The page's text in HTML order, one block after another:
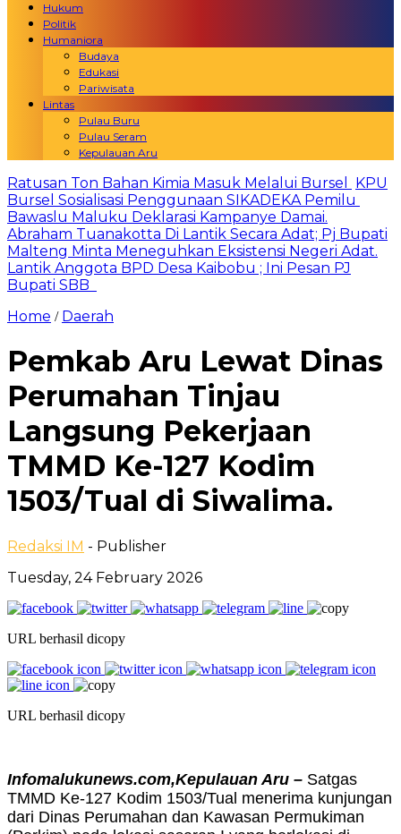
Hukum
Politik
Humaniora
Budaya
Edukasi
Pariwisata
Lintas
Pulau Buru
Pulau Seram
Kepulauan Aru
Ratusan Ton Bahan Kimia Masuk Melalui Bursel
KPU
Bursel Sosialisasi Penggunaan SIKADEKA Pemilu
Bawaslu Maluku Deklarasi Kampanye Damai.
Abraham Tuanakotta Di Lantik Secara Adat; Pj Bupati
Malteng Minta Meneguhkan Eksistensi Negeri Adat.
Lantik Anggota BPD Desa Kaibobu ; Ini Pesan PJ
Bupati SBB
Home / Daerah
Pemkab Aru Lewat Dinas
Perumahan Tinjau
Langsung Pekerjaan
TMMD Ke-127 Kodim
1503/Tual di Siwalima.
Redaksi IM - Publisher
Tuesday, 24 February 2026
URL berhasil dicopy
URL berhasil dicopy
Infomalukunews.com,Kepulauan Aru – Satgas
TMMD Ke-127 Kodim 1503/Tual menerima kunjungan
dari Dinas Perumahan dan Kawasan Permukiman